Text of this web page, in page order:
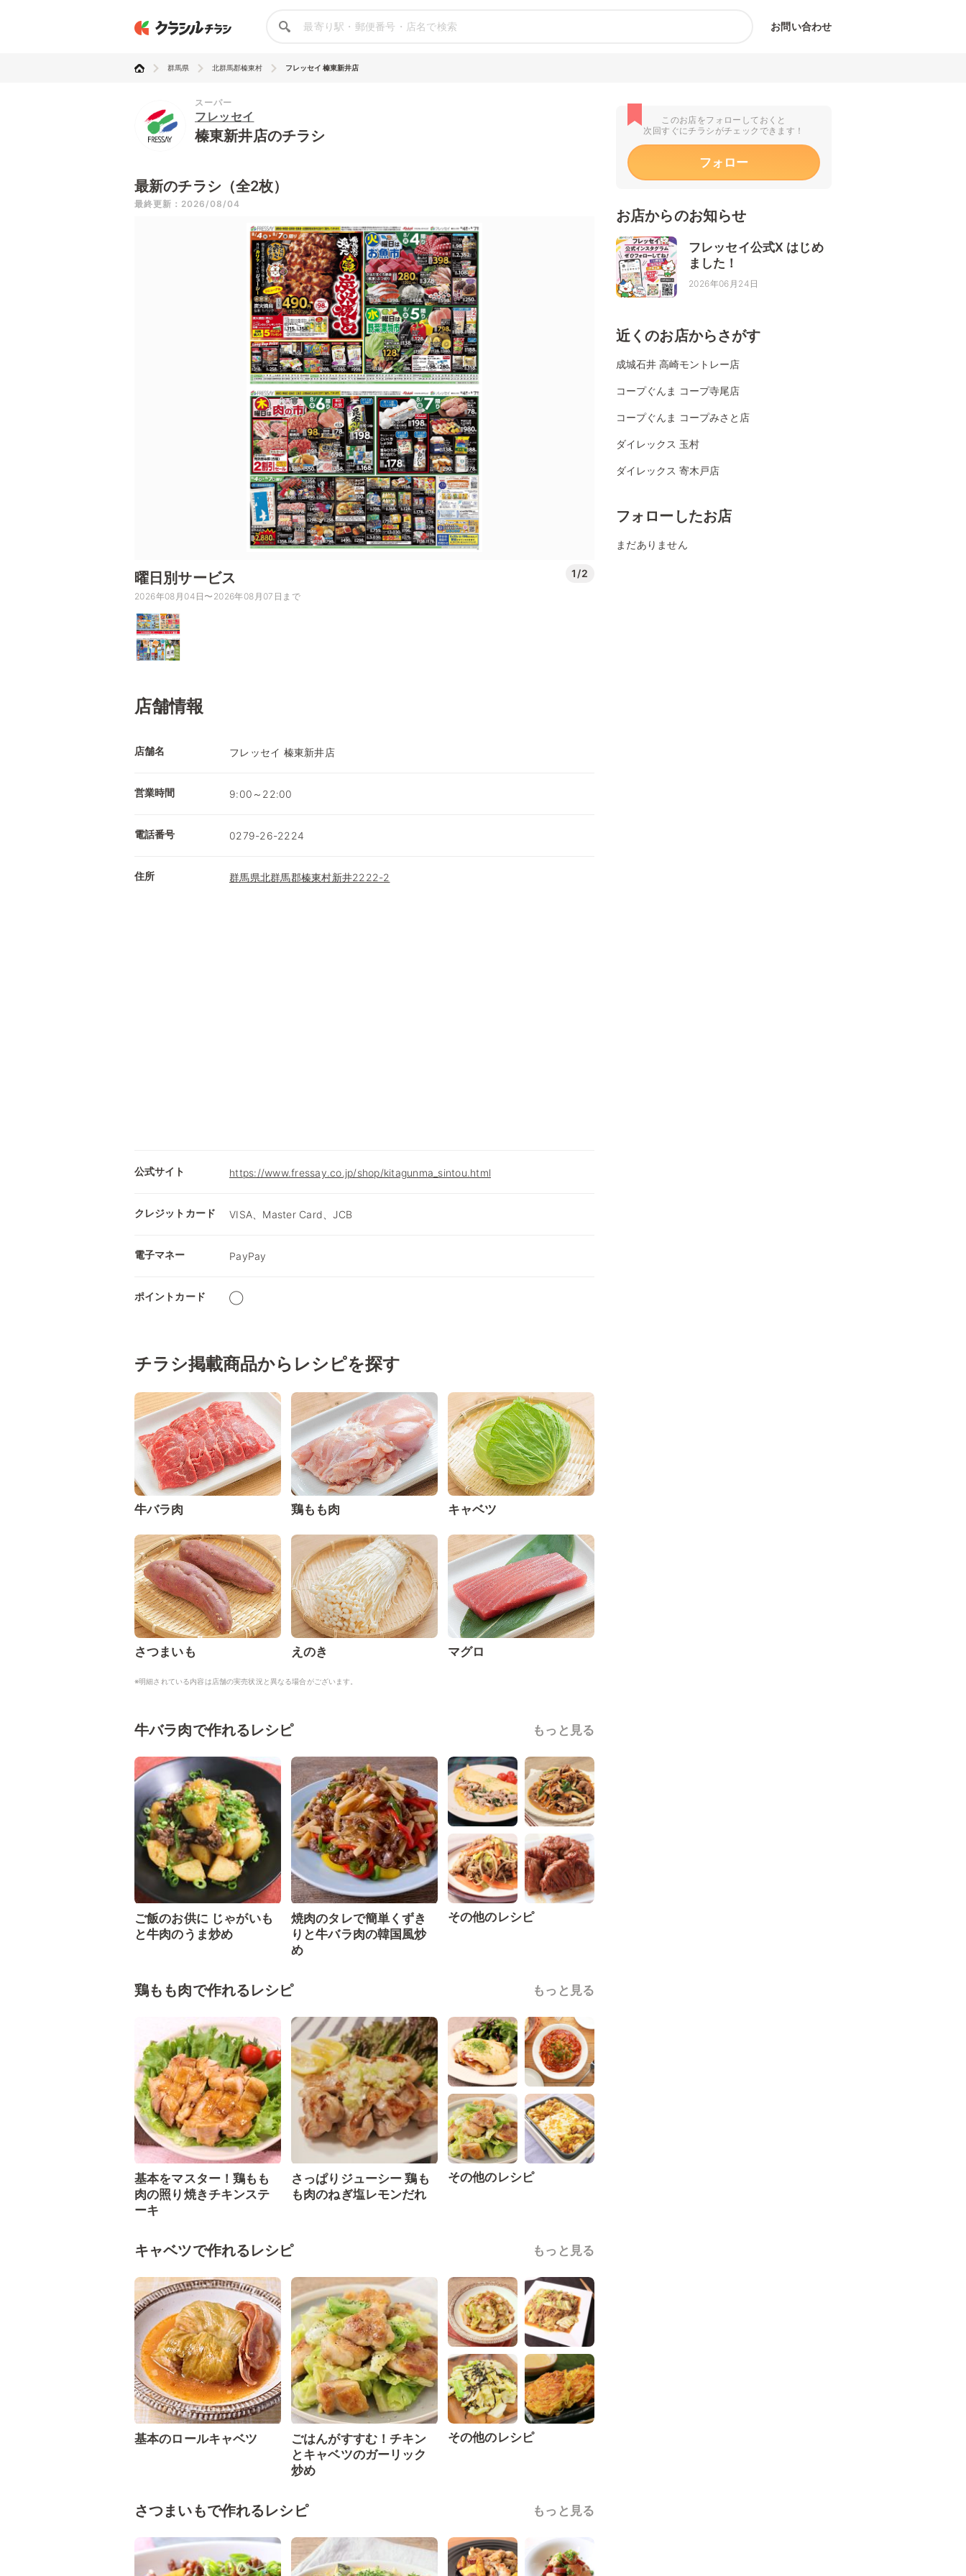
お問い合わせ
群馬県 北群馬郡榛東村 フレッセイ 榛東新井店
スーパー
フレッセイ
榛東新井店のチラシ
最新のチラシ（全2枚）
最終更新：2026/08/04
曜日別サービス 1/2
2026年08月04日〜2026年08月07日まで
店舗情報
店舗名 フレッセイ 榛東新井店
営業時間 9:00～22:00
電話番号 0279-26-2224
住所 群馬県北群馬郡榛東村新井2222-2
公式サイト https://www.fressay.co.jp/shop/kitagunma_sintou.html
クレジットカード VISA、Master Card、JCB
電子マネー PayPay
ポイントカード ◯
チラシ掲載商品からレシピを探す
牛バラ肉 鶏もも肉 キャベツ
さつまいも えのき マグロ
※明細されている内容は店舗の実売状況と異なる場合がございます。
牛バラ肉で作れるレシピ もっと見る
ご飯のお供に じゃがいも
と牛肉のうま炒め
焼肉のタレで簡単くずき
りと牛バラ肉の韓国風炒
め
その他のレシピ
鶏もも肉で作れるレシピ もっと見る
基本をマスター！鶏もも
肉の照り焼きチキンステ
ーキ
さっぱりジューシー 鶏も
も肉のねぎ塩レモンだれ
その他のレシピ
キャベツで作れるレシピ もっと見る
基本のロールキャベツ
ごはんがすすむ！チキン
とキャベツのガーリック
炒め
その他のレシピ
さつまいもで作れるレシピ もっと見る
このお店をフォローしておくと
次回すぐにチラシがチェックできます！
フォロー
お店からのお知らせ
フレッセイ公式X はじめ
ました！
2026年06月24日
近くのお店からさがす
成城石井 高崎モントレー店
コープぐんま コープ寺尾店
コープぐんま コープみさと店
ダイレックス 玉村
ダイレックス 寄木戸店
フォローしたお店
まだありません